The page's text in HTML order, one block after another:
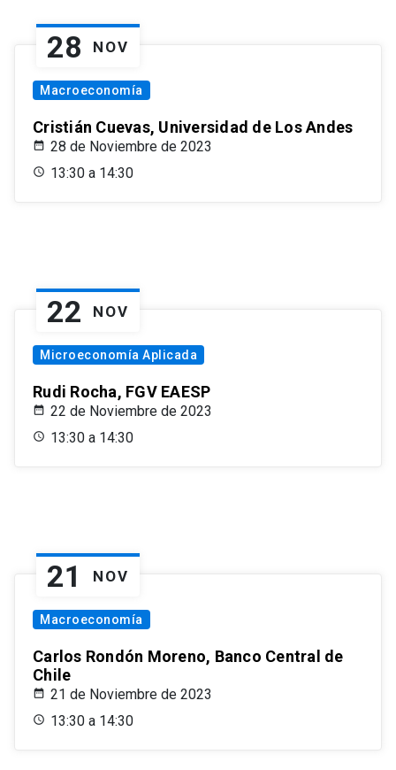
28 NOV
Macroeconomía
Cristián Cuevas, Universidad de Los Andes
28 de Noviembre de 2023
13:30 a 14:30
22 NOV
Microeconomía Aplicada
Rudi Rocha, FGV EAESP
22 de Noviembre de 2023
13:30 a 14:30
21 NOV
Macroeconomía
Carlos Rondón Moreno, Banco Central de
Chile
21 de Noviembre de 2023
13:30 a 14:30